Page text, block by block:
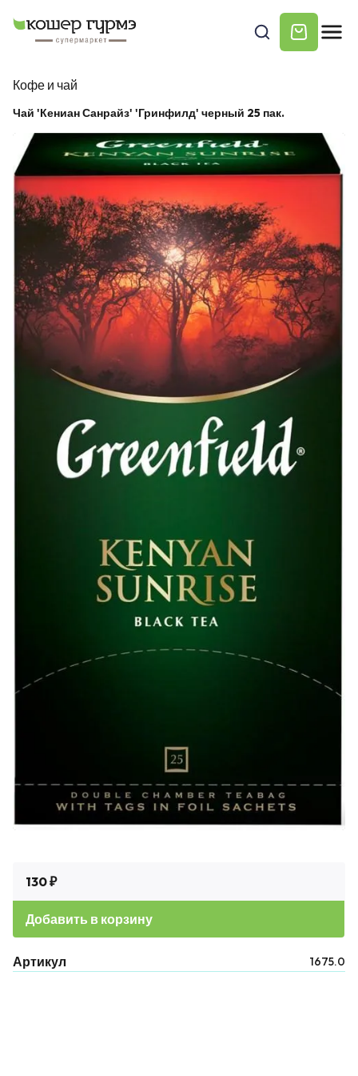
Кофе и чай
Чай 'Кениан Санрайз' 'Гринфилд' черный 25 пак.
130 ₽
Добавить в корзину
Артикул 1675.0